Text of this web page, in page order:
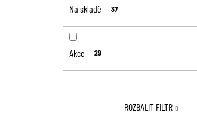
Na skladě 37
Akce 29
ROZBALIT FILTR